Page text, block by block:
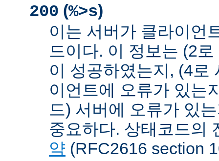
200 (%>s)
이는 서버가 클라이언
드이다. 이 정보는 (2
이 성공하였는지, (4로
이언트에 오류가 있는
드) 서버에 오류가 있
중요하다. 상태코드의
약 (RFC2616 section